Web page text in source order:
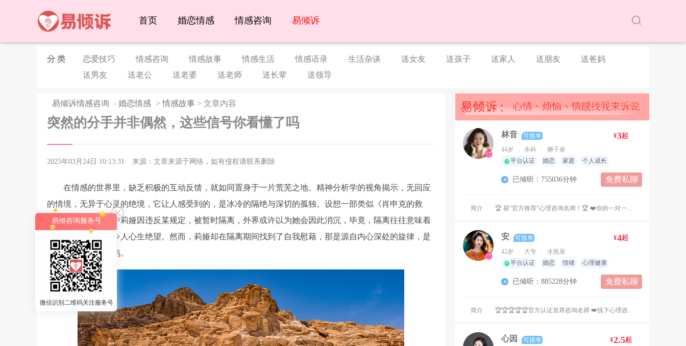
首页 婚恋情感 情感咨询 易倾诉
分 类 恋爱技巧 情感咨询 情感故事 情感生活 情感语录 生活杂谈 送女友 送孩子 送家人 送朋友
送爸妈
送男友
送老公 送老婆 送老师 送长辈 送领导
易倾诉情感咨询 > 婚恋情感 >情感故事 > 文章内容
突然的分手并非偶然，这些信号你看懂了吗
2025年03月24日 10:13:31 来源：文章来源于网络，如有侵权请联系删除
在情感的世界里，缺乏积极的互动反馈，就如同置身于一片荒芜之地。精神分析学的视角揭示，无回应
的情境，无异于心灵的绝境，它让人感受到的，是冰冷的隔绝与深切的孤独。设想一部类似《肖申克的救
赎》的情境剧，剧中莉娅因违反某规定，被暂时隔离，外界或许以为她会因此消沉，毕竟，隔离往往意味着
情感的断联，足以令人心生绝望。然而，莉娅却在隔离期间找到了自我慰藉，那是源自内心深处的旋律，是
她与自己情感的共鸣。
林音 可接单 ¥3起
44岁 本科
狮子座
平台认证
婚恋 家庭 个人成长
已倾听：755036分钟 免费私聊
简介 🏆 获“官方推荐”心理咨询名师！🏆 ❤️你的一对一私人心理咨询师！❤️ ❤️你的一对一私人情感指导师！❤️ ✨平台认证首席心理咨询名师！ ✨平台推荐首席情感导师！ ✨中国科学院心理咨询师！ ✨高级婚姻情感指导师！ ✨高级青少年成长指导师！ ✨高级占星师！ ㊗️ 2024年、2025年多次荣获平台咨询倾诉奖励！🔥🔥🔥 ㊗️2025年、2026年多月荣获平台咨询总排行榜榜一！🏆🏆🏆 ㊗️ 2024年到2026年，多次获得平台“官方推荐”“人气热榜”“优质口碑”等等！🏅🏅🏅 🏆2026年荣获“新春接单冲榜赛活动”第一名冠军！🏆🏆🏆 ❤️运用技术: 认知行为疗法、人本主义心理学、个体心理学、系统脱敏、原生家庭探索及疗愈。❤️ ㊙️ 星盘分析，关于你想知道的… ❤️我愿用最大的真诚，温柔耐心的倾听你所有的心事，给予你积极细致的回应！❤️ ❤️我愿用我的高能量和松弛感，传递给你一份心灵的温暖和安宁！❤️ ❤️我愿用我天生的积极乐观，温柔坚定的托举你，给你鼓励、勇气和信心，治愈你所有的疲惫！❤️ ❤️❤️❤️ 不管过去的你曾经历过什么， 也无论当下的你在何处， 或者未来的你将要去往何方， 请赐予我信任， 我愿成为你的树洞， 听你诉说一切的喜怒哀乐， 给予你温暖，化解你困惑， 真诚陪伴你温暖前行！ ❤️❤️❤️ ❤️擅长的领域: 恋爱婚姻 情绪疏导 两性关系 情感挽回 失恋陪护 焦虑缓解 亲子教育 家庭伦理 人际恐惧 自卑心理 压力疏导 职场困惑 ❤️ 咨询流程: 1，简述问题 2，下单咨询 3，全程保密，用心倾听，深入分析 4，回访 🈲 请不聊“性骚扰”！会直接拉黑！✖️ 🈲 请不要问平台以外的联系方式！平台会封号！📵
安 可接单 ¥4起
42岁 大专
水瓶座
平台认证
婚恋 情绪 心理健康
已倾听：885228分钟 免费私聊
简介 🏆🏆🏆🏆🏆官方认证首席咨询名师 👑线下心理咨询工作室法人 👑正念冥想🧘修复身心能量 👑私人心理顾问💓个人成长 👑身心健康管理 🏆恋爱一对一指导 中国科学院心理研究所心理咨询师 印度梵语瑜伽培训学院高级理疗瑜伽 导师 中国医药教育协会身心保健师 中国职业经理人协会婚姻情感咨询师 中国职业经理人协会家庭教育指导师 💓运用技术：积极心理学、认知行为疗法、人本主义、中医心理治疗、瑜伽身心理疗、正念冥想🧘呼吸 💓【擅长领域】 健康话题: 抑郁焦虑，睡眠障碍，呼吸调整，亚健康理疗，中医手法按摩，躯体化症状等 情感话题：自我成长，婚恋关系，情感分析修复，情感挽回，择偶，社交恐惧等 情绪话题：暴躁易怒，强势，无主见，自卑敏感，迷茫，原生家庭探索疗愈赋能，性格调整，建立安全感等 教育话题：厌学，叛逆，亲子关系等 单次咨询时间建议60分钟。 💓确诊中度抑郁症、重度抑郁症、双相情感障碍或明显躯体化症状，请选择月套餐，有计划，有节奏，系统式的调整改善助于康复。 💗黄帝内经：人90%的疾病都是可以自愈的。 ❤中医治疗分三步进行： 第一步改变身体，有活下去的精力。 第二步调整潜意识，找到活下去的动力。 第三步设定具体行为，拥有活下去的能力。 💗情绪和器官之间存在双向影响的关系，长期负面情绪积累会导致器官功能异常、失衡，情绪无法自控。当身体无法承受住情绪了，便开始躯体化，各种失控，头晕头痛、手脚发麻、记忆力下降、注意力不集中、心慌、心跳加速、胸闷、呼吸不畅、感觉胸口像堵了块石头、暴饮暴食、腹泻、失眠或嗜睡、耳鸣、莫名想哭、易怒，四肢酸痛、情绪波动大等。通过针对性物理理疗，更快的调节代谢负面情绪，激活自身的“药田”，身心同治，早日恢复健康，实现身心自在的状态。 💓【工作理念】 真诚，无条件尊重接纳，我们所发生的一切都是给我们来悟的，你所排斥的是你所需要的，你所恐惧的，是你要去突破的。 心理咨询的目的应该是发展来访者的创造性潜力及完整人格。并不是使来访进入一种不可能的幸福状态，而是帮助他们树立一种面对苦难的、哲学式的耐心和坚定。——荣格 2025年新春1-2月荣获平台 荣耀之星达人🏆🏆🏆🏆🏆 公益倾听达人🏆🏆🏆🏆🏆 2025春节咨询大赛荣誉榜👑👑👑👑👑 2025年5月咨询榜第一名🏆🏆🏆🏆🏆 2025年6月咨询榜第一名🏆🏆🏆🏆🏆 2025年7月咨询榜第一名🏆🏆🏆🏆🏆 💓【咨询流程】 1.免费几句话仅简述问题，请下单咨询，全程保密，用心倾听，深入分析。 正规咨询倾诉。性配合、绿帽、伦理请移步。 免费6句话是简述问题和反馈的，无每日6句话免费咨询，相互尊重，相互理解，谢谢配合。 夜间咨询，请直接拨号。
心因 可接单 ¥2.5起
易倾咨询服务号
微信识别二维码关注服务号